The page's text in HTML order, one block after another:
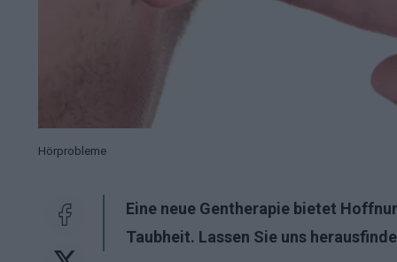
Hörprobleme
Eine neue Gentherapie bietet
Taubheit. Lassen Sie uns